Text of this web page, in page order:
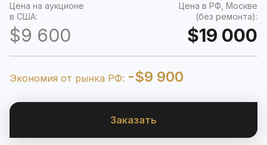
Цена на аукционе
в США:
$9 600
Цена в РФ, Москве
(без ремонта):
$19 000
Экономия от рынка РФ: -$9 900
Заказать